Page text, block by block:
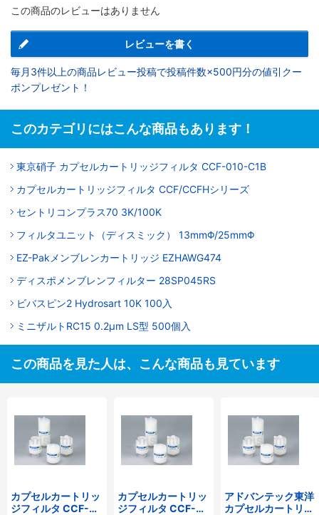
この商品のレビューはありません
レビューを書く
毎月3件以上の商品レビュー投稿で投稿件数×500円分の値引クー
ポンプレゼント！
このカテゴリにはこんな商品もあります！
東京硝子 カプセルカートリッジフィルタ CCF-010-C1B
カプセルカートリッジフィルタ CCF/CCFHシリーズ
セントリコンプラス70 3K/100K
フィルタユニット（ディスミック） 13mmΦ/25mmΦ
EZ-Pakメンブレンカートリッジ EZHAWG474
ディスポメンブレンフィルター 28SP045RS
ビバスピン2 Hydrosart 10K 100入
ミニザルトRC15 0.2μm LS型 500個入
この商品を見た人は、こんな商品も見ています
カプセルカートリッ
ジフィルタ CCF-
カプセルカートリッ
ジフィルタ CCF-
アドバンテック東洋
カプセルカートリッ